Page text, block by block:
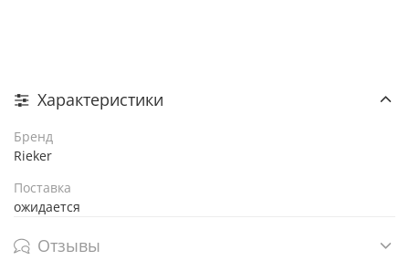
Характеристики
Бренд
Rieker
Поставка
ожидается
Отзывы